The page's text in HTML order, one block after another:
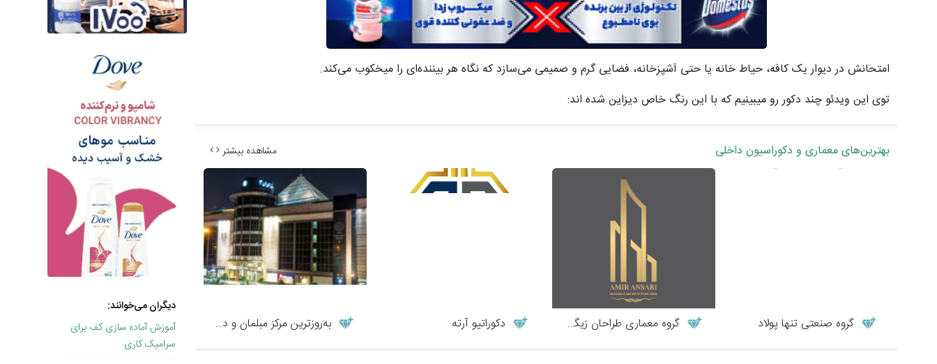
امتحانش در دیوار یک کافه، حیاط خانه یا حتی آشپزخانه، فضایی گرم و صمیمی می‌سازد که نگاه هر بیننده‌ای را میخکوب می‌کند.
توی این ویدئو چند دکور رو میبینیم که با این رنگ خاص دیزاین شده اند:
بهترین‌های معماری و دکوراسیون داخلی مشاهده بیشتر
گروه صنعتی تنها پولاد گروه معماری طراحان زیگورات دکوراتیو آرته به‌روزترین مرکز مبلمان و دکوراسیون
دیگران می‌خوانند:
آموزش آماده سازی کف برای
سرامیک کاری